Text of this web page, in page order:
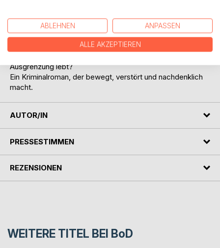
Präzise. Seine Opfer? Zielgerichtet ausgewählt.
Was als klassische Mordermittlung beginnt, wird für Nicole
Friedli zum moralischen Drahtseilakt: Wie viel
Ausgrenzung lebt?
Ein Kriminalroman, der bewegt, verstört und nachdenklich
macht.
AUTOR/IN
PRESSESTIMMEN
REZENSIONEN
WEITERE TITEL BEI BoD
ABLEHNEN ANPASSEN
ALLE AKZEPTIEREN